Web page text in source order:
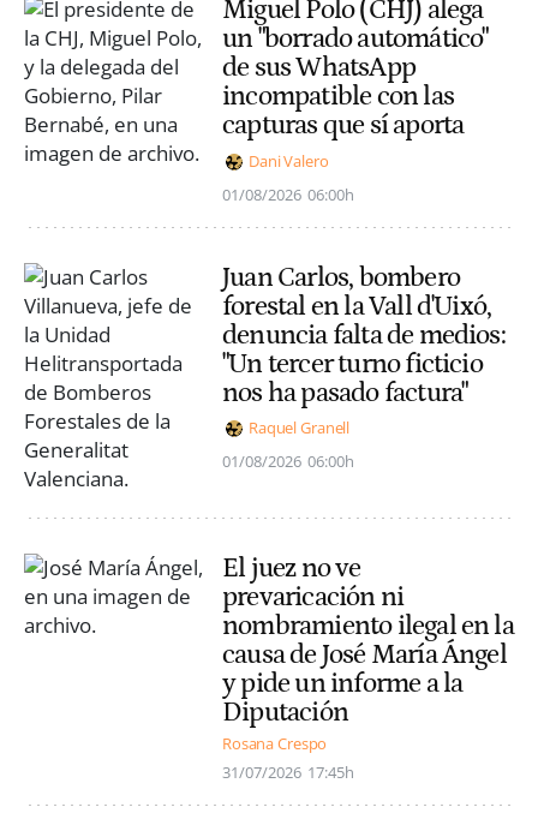
Miguel Polo (CHJ) alega
un "borrado automático"
de sus WhatsApp
incompatible con las
capturas que sí aporta
Dani Valero
01/08/2026 06:00h
Juan Carlos, bombero
forestal en la Vall d'Uixó,
denuncia falta de medios:
"Un tercer turno ficticio
nos ha pasado factura"
Raquel Granell
01/08/2026 06:00h
El juez no ve
prevaricación ni
nombramiento ilegal en la
causa de José María Ángel
y pide un informe a la
Diputación
Rosana Crespo
31/07/2026 17:45h